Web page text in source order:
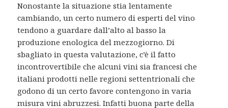
Nonostante la situazione stia lentamente
cambiando, un certo numero di esperti del vino
tendono a guardare dall’alto al basso la
produzione enologica del mezzogiorno. Di
sbagliato in questa valutazione, c’è il fatto
incontrovertibile che alcuni vini sia francesi che
italiani prodotti nelle regioni settentrionali che
godono di un certo favore contengono in varia
misura vini abruzzesi. Infatti buona parte della